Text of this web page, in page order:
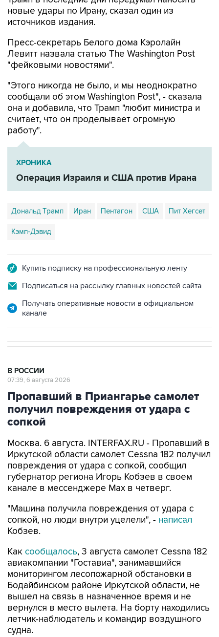
новые удары по Ирану, сказал один из
источников издания.
Пресс-секретарь Белого дома Кэролайн
Левитт назвала статью The Washington Post
"фейковыми новостями".
"Этого никогда не было, и мы неоднократно
сообщали об этом Washington Post", - сказала
она и добавила, что Трамп "любит министра и
считает, что он проделывает огромную
работу".
ХРОНИКА
Операция Израиля и США против Ирана
Дональд Трамп Иран Пентагон США Пит Хегсет
Кэмп-Дэвид
Купить подписку на профессиональную ленту
Подписаться на рассылку главных новостей сайта
Получать оперативные новости в официальном
канале
В РОССИИ
07:39, 6 августа 2026
Пропавший в Приангарье самолет
получил повреждения от удара с
сопкой
Москва. 6 августа. INTERFAX.RU - Пропавший в
Иркутской области самолет Cessna 182 получил
повреждения от удара с сопкой, сообщил
губернатор региона Игорь Кобзев в своем
канале в мессенджере Мах в четверг.
"Машина получила повреждения от удара с
сопкой, но люди внутри уцелели", - написал
Кобзев.
Как сообщалось, 3 августа самолет Cessna 182
авиакомпании "Гоставиа", занимавшийся
мониторингом лесопожарной обстановки в
Бодайбинском районе Иркутской области, не
вышел на связь в назначенное время и не
вернулся в место вылета. На борту находились
летчик-наблюдатель и командир воздушного
судна.